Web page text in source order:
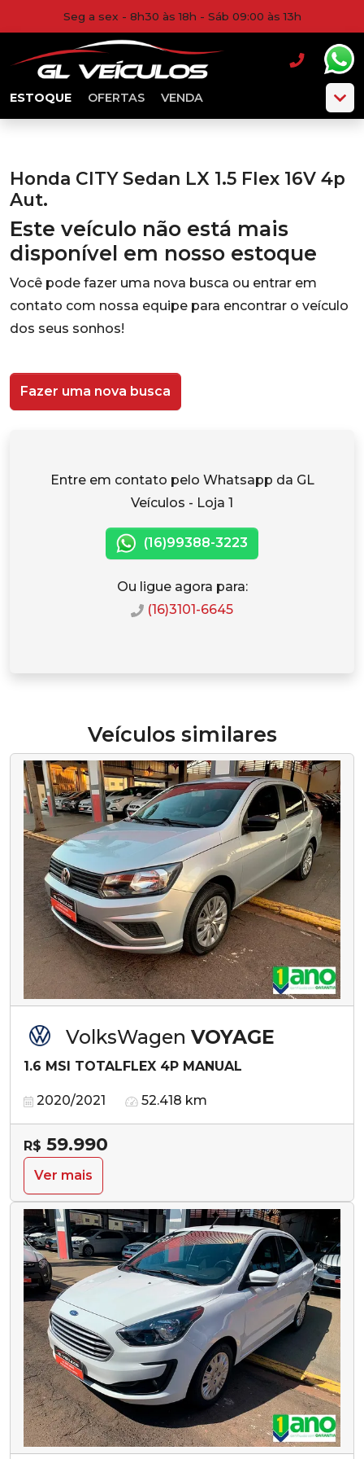
Seg a sex - 8h30 às 18h - Sáb 09:00 às 13h
ESTOQUE OFERTAS VENDA
Honda CITY Sedan LX 1.5 Flex 16V 4p
Aut.
Este veículo não está mais
disponível em nosso estoque
Você pode fazer uma nova busca ou entrar em
contato com nossa equipe para encontrar o veículo
dos seus sonhos!
Fazer uma nova busca
Entre em contato pelo Whatsapp da GL
Veículos - Loja 1
(16)99388-3223
Ou ligue agora para:
(16)3101-6645
Veículos similares
VolksWagen VOYAGE
1.6 MSI TOTALFLEX 4P MANUAL
2020/2021 52.418 km
R$ 59.990
Ver mais